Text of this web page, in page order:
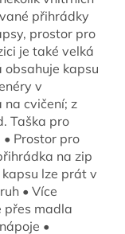
přihrádky
prostor pro
je také velká
kapsu
v
cvičení; z
Taška pro
Prostor pro
na zip
lze prát v
• Více
přes madla
•